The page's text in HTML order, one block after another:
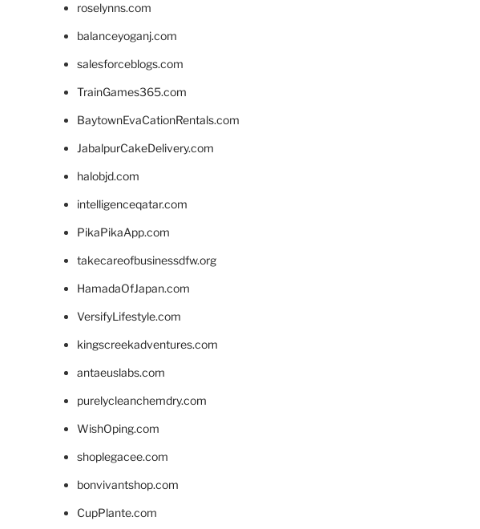
roselynns.com
balanceyoganj.com
salesforceblogs.com
TrainGames365.com
BaytownEvaCationRentals.com
JabalpurCakeDelivery.com
halobjd.com
intelligenceqatar.com
PikaPikaApp.com
takecareofbusinessdfw.org
HamadaOfJapan.com
VersifyLifestyle.com
kingscreekadventures.com
antaeuslabs.com
purelycleanchemdry.com
WishOping.com
shoplegacee.com
bonvivantshop.com
CupPlante.com